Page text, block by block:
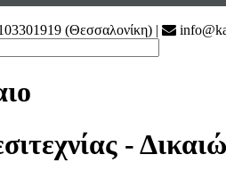
(Θεσσαλονίκη) |
-